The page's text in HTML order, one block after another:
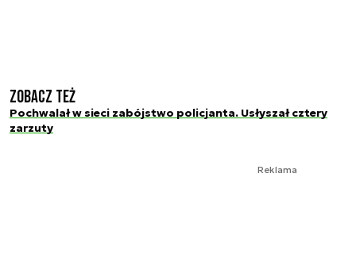
Zobacz też
Pochwalał w sieci zabójstwo policjanta. Usłyszał cztery
zarzuty
Reklama